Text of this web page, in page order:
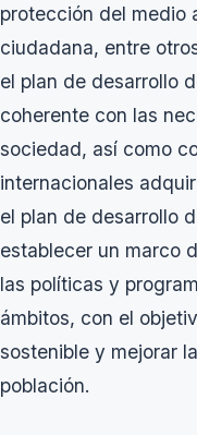
protección del medio
ciudadana, entre
el plan de desarrollo
coherente con las
sociedad, así como
internacionales
el plan de desarrollo
establecer un marco
las políticas y
ámbitos, con el
sostenible y mejorar
población.